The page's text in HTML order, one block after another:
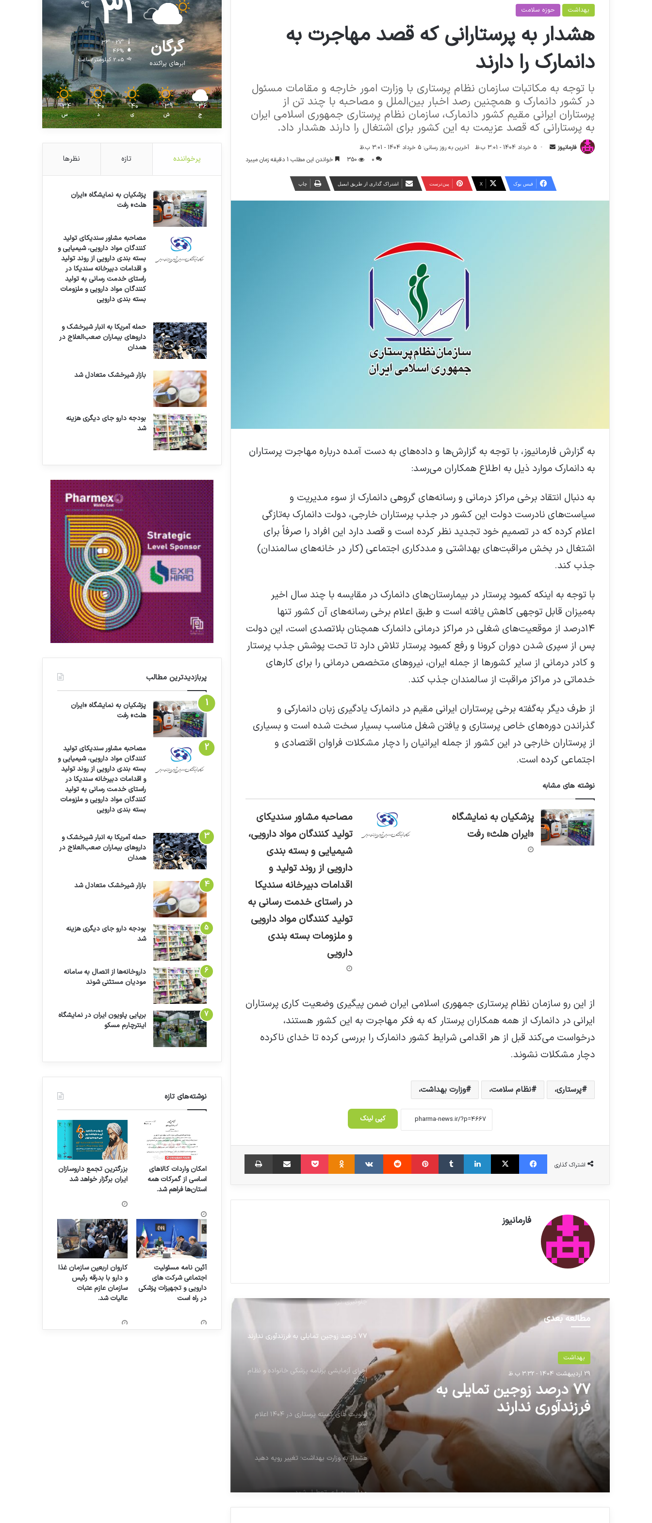
بهداشت حوزه سلامت
هشدار به پرستارانی که قصد مهاجرت به
دانمارک را دارند
با توجه به مکاتبات سازمان نظام پرستاری با وزارت امور خارجه و مقامات مسئول
در کشور دانمارک و همچنین رصد اخبار بین‌الملل و مصاحبه با چند تن از
پرستاران ایرانی مقیم کشور دانمارک، سازمان نظام پرستاری جمهوری اسلامی ایران
به پرستارانی که قصد عزیمت به این کشور برای اشتغال را دارند هشدار داد.
فارمانیوز 5 خرداد 1404 - 3:01 ب.ظ
آخرین به روز رسانی: 5 خرداد 1404 - 3:01 ب.ظ
0
350 خواندن این مطلب 1 دقیقه زمان میبرد
فیس بوک X ‫پین‌ترست اشتراک گذاری از طریق ایمیل چاپ
به گزارش فارمانیوز، با توجه به گزارش‌ها و داده‌های به دست آمده درباره مهاجرت پرستاران
به دانمارک موارد ذیل به اطلاع همکاران می‌رسد:
به‌ دنبال انتقاد برخی مراکز درمانی و رسانه‌های گروهی دانمارک از سوء مدیریت و
سیاست‌های نادرست دولت این کشور در جذب پرستاران خارجی، دولت دانمارک به‌تازگی
اعلام کرده که در تصمیم خود تجدید نظر کرده است و قصد دارد این افراد را صرفاً برای
اشتغال در بخش مراقبت‌های بهداشتی و مددکاری اجتماعی (کار در خانه‌های سالمندان)
جذب کند.
با توجه به اینکه کمبود پرستار در بیمارستان‌های دانمارک در مقایسه با چند سال اخیر
به‌میزان قابل توجهی کاهش یافته است و طبق اعلام برخی رسانه‌های آن کشور تنها
۱۴درصد از موقعیت‌های شغلی در مراکز درمانی دانمارک همچنان بلاتصدی است، این دولت
پس از سپری شدن دوران کرونا و رفع کمبود پرستار تلاش دارد تا تحت پوشش جذب پرستار
و کادر درمانی از سایر کشورها از جمله ایران، نیروهای متخصص درمانی را برای کارهای
خدماتی در مراکز مراقبت از سالمندان جذب کند.
از طرف دیگر به‌گفته برخی پرستاران ایرانی مقیم در دانمارک یادگیری زبان دانمارکی و
گذراندن دوره‌های خاص پرستاری و یافتن شغل مناسب بسیار سخت شده است و بسیاری
از پرستاران خارجی در این کشور از جمله ایرانیان را دچار مشکلات فراوان اقتصادی و
اجتماعی کرده است.
نوشته های مشابه
پزشکیان به نمایشگاه
«ایران هلث» رفت
مصاحبه مشاور سندیکای
تولید کنندگان مواد دارویی،
شیمیایی و بسته بندی
دارویی از روند تولید و
اقدامات دبیرخانه سندیکا
در راستای خدمت رسانی به
تولید کنندگان مواد دارویی
و ملزومات بسته بندی
دارویی
از این رو سازمان نظام پرستاری جمهوری اسلامی ایران ضمن پیگیری وضعیت کاری پرستاران
ایرانی در دانمارک از همه همکاران پرستار که به فکر مهاجرت به این کشور هستند،
درخواست می‌کند قبل از هر اقدامی شرایط کشور دانمارک را بررسی کرده تا خدای ناکرده
دچار مشکلات نشوند.
پرستاری، نظام سلامت، وزارت بهداشت،
کپی لینک
اشتراک گذاری
فیس بوک X لینکدین ‫تامبلر ‫پین‌ترست ‫رددیت ‫VKontakte
‫Odnoklassniki پاکت اشتراک گذاری از طریق ایمیل
فارمانیوز
مطالعه بعدی
بهداشت
29 اردیبهشت 1404 - 3:32 ب.ظ
۷۷ درصد زوجین تمایلی به
فرزندآوری ندارند
ارجاع
جلوگیری کرد
۷۷ درصد زوجین تمایلی به فرزندآوری ندارند
اجرای آزمایشی برنامه پزشکی خانواده و نظام
ارجاع
اولویت های کمیته پرستاری در ۱۴۰۴ اعلام
شد
هشدار به وزارت بهداشت؛ تغییر رویه دهید
مدارس بهیاری تعطیل شود
گرگان
ابرهای پراکنده
31
℃
36º - 27º
46%
2.05 کیلومتر/ساعت
36
℃
ج
39
℃
ش
40
℃
ی
40
℃
د
34
℃
س
پرخواننده تازه نظرها
پزشکیان به نمایشگاه «ایران
هلث» رفت
مصاحبه مشاور سندیکای تولید
کنندگان مواد دارویی، شیمیایی و
بسته بندی دارویی از روند تولید
و اقدامات دبیرخانه سندیکا در
راستای خدمت رسانی به تولید
کنندگان مواد دارویی و ملزومات
بسته بندی دارویی
حمله آمریکا به انبار شیرخشک و
داروهای بیماران صعب‌العلاج در
همدان
بازار شیرخشک متعادل شد
بودجه دارو جای دیگری هزینه
شد
پربازدیدترین مطالب
پزشکیان به نمایشگاه «ایران
هلث» رفت
مصاحبه مشاور سندیکای تولید
کنندگان مواد دارویی، شیمیایی و
بسته بندی دارویی از روند تولید
و اقدامات دبیرخانه سندیکا در
راستای خدمت رسانی به تولید
کنندگان مواد دارویی و ملزومات
بسته بندی دارویی
حمله آمریکا به انبار شیرخشک و
داروهای بیماران صعب‌العلاج در
همدان
بازار شیرخشک متعادل شد
بودجه دارو جای دیگری هزینه
شد
داروخانه‌ها از اتصال به سامانه
مودیان مستثنی شوند
برپایی پاویون ایران در نمایشگاه
اینترچارم مسکو
نوشته‌های تازه
امکان واردات کالاهای
اساسی از گمرکات همه
استان‌ها فراهم شد.
بزرگترین تجمع داروسازان
ایران برگزار خواهد شد
آئین نامه مسئولیت
اجتماعی شرکت های
دارویی و تجهیزات پزشکی
در راه است
کاروان اربعین سازمان غذا
و دارو با بدرقه رئیس
سازمان عازم عتبات
عالیات شد.